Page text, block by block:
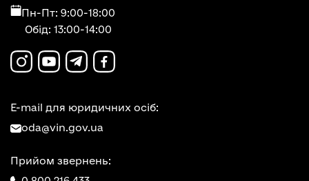
Пн-Пт: 9:00-18:00
Обід: 13:00-14:00
E-mail для юридичних осіб:
oda@vin.gov.ua
Прийом звернень: